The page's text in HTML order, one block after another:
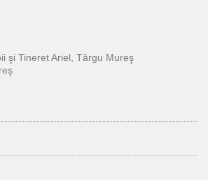
şi Tineret Ariel, Târgu Mureş